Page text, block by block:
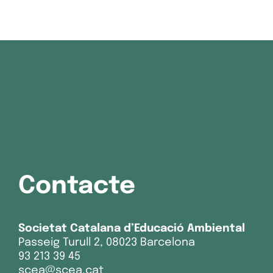
Contacte
Societat Catalana d’Educació Ambiental
Passeig Turull 2, 08023 Barcelona
93 213 39 45
scea@scea.cat